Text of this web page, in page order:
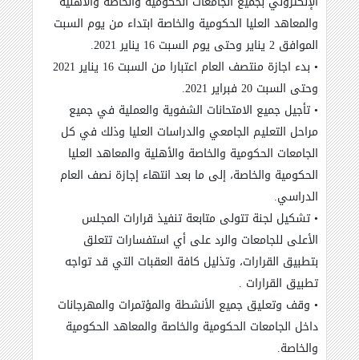
والمعاهد العليا الحكومية والخاصة ابتداء من يوم السبت
الموافق 2 يناير وحتى يوم السبت 16 يناير 2021
.
•
بدء اجازة منتصف العام اعتبارا من السبت 16 يناير 2021
وحتى السبت 20 فبراير 2021
.
•تأجيل جميع الامتحانات الشفوية والعملية في جميع
مراحل التعليم الجامعي والدراسات العليا وذلك في كل
الجامعات الحكومية والخاصة والأهلية والمعاهد العليا
الحكومية والخاصة، إلى ما بعد انتهاء إجازة نصف العام
الدراسي.
•تشكيل لجنة تتولى متابعة تنفيذ قرارات المجلس
الأعلى للجامعات والرد على أي استفسارات تتعلق
بتطبيق القرارات، وتذليل كافة العقبات التي قد تواجه
تطبيق القرارات .
• وقف وتعليق جميع الأنشطة والمؤتمرات والمهرجانات
داخل الجامعات الحكومية والخاصة والمعاهد الحكومية
والخاصة.